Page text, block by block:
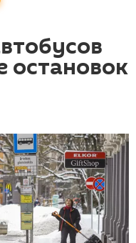
остановок